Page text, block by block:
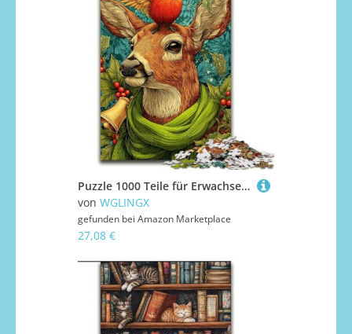
Puzzle 1000 Teile für Erwachsene, Tierhirsch, 1000 Teile Puzzle für Erwachsene, unmögliches, schwieriges Herausforderungsspielzeug für Teenager (Größe 50x75cm)
von WGLINGX
gefunden bei Amazon Marketplace
27,08 €